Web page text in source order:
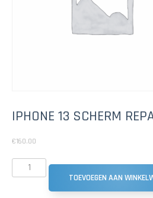
IPHONE 13 SCHERM
€160.00
TOEVOEGEN AAN